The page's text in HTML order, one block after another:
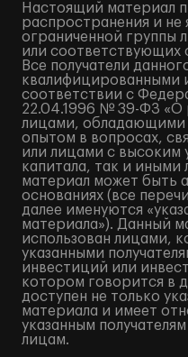
Настоящий материал
распространения и не
ограниченной группы
или соответствующих
Все получатели
квалифицированными
соответствии с
22.04.1996 № 39-ФЗ «О
лицами, обладающими
опытом в вопросах,
или лицами с высоким
капитала, так и
материал может быть
основаниях (все
далее именуются
материала»). Данный
использован лицами,
указанными
инвестиций или
котором говорится в
доступен не только
материала и имеет
указанным
лицам.